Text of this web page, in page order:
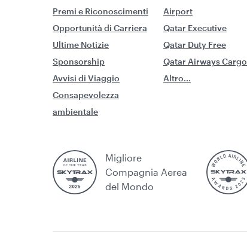
Premi e Riconoscimenti
Opportunità di Carriera
Ultime Notizie
Sponsorship
Avvisi di Viaggio
Consapevolezza
ambientale
Airport
Qatar Executive
Qatar Duty Free
Qatar Airways Cargo
Altro...
Migliore
Compagnia Aerea
del Mondo